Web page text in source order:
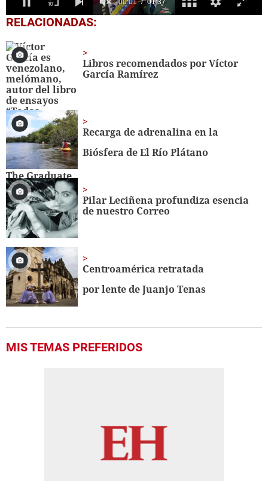
0
seconds
1
minute,
37
seconds
RELACIONADAS:
Libros recomendados por Víctor
García Ramírez
Recarga de adrenalina en la
Biósfera de El Río Plátano
Pilar Leciñena profundiza esencia
de nuestro Correo
Centroamérica retratada
por lente de Juanjo Tenas
MIS TEMAS PREFERIDOS